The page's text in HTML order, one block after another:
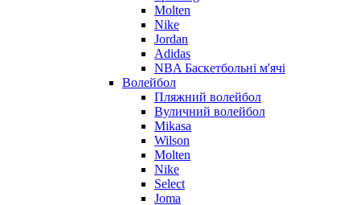
Molten
Nike
Jordan
Adidas
NBA Баскетбольні м'ячі
Волейбол
Пляжний волейбол
Вуличний волейбол
Mikasa
Wilson
Molten
Nike
Select
Joma